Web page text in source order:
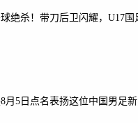
绝杀！带刀后卫闪耀，U17国
月5日点名表扬这位中国男足